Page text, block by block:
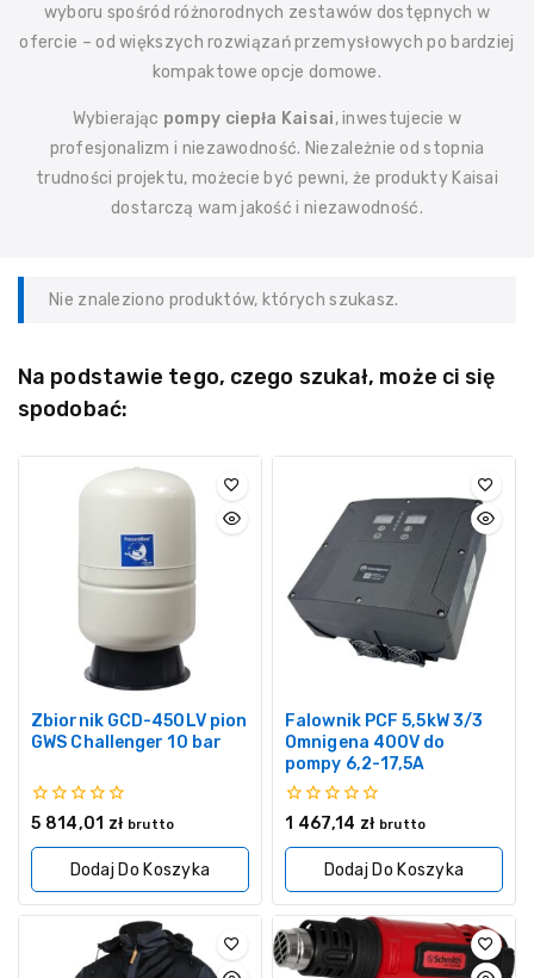
wyboru spośród różnorodnych zestawów dostępnych w
ofercie – od większych rozwiązań przemysłowych po bardziej
kompaktowe opcje domowe.
Wybierając pompy ciepła Kaisai, inwestujecie w
profesjonalizm i niezawodność. Niezależnie od stopnia
trudności projektu, możecie być pewni, że produkty Kaisai
dostarczą wam jakość i niezawodność.
Nie znaleziono produktów, których szukasz.
Na podstawie tego, czego szukał, może ci się
spodobać:
Zbiornik GCD-450LV pion
GWS Challenger 10 bar
0
5
5 814,01 zł brutto
Dodaj Do Koszyka
Falownik PCF 5,5kW 3/3
Omnigena 400V do
pompy 6,2-17,5A
0
5
1 467,14 zł brutto
Dodaj Do Koszyka